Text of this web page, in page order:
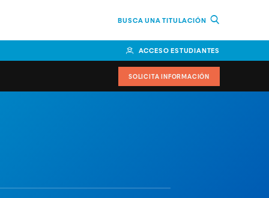
BUSCA UNA TITULACIÓN
ACCESO ESTUDIANTES
SOLICITA INFORMACIÓN